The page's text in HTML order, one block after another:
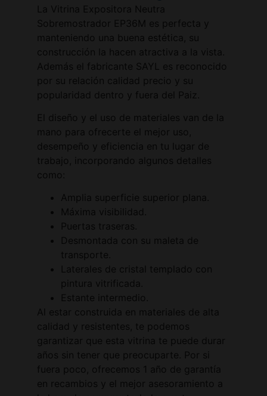
La Vitrina Expositora Neutra
Sobremostrador EP36M es perfecta y
manteniendo una buena estética, su
construcción la hacen atractiva a la vista.
Además el fabricante SAYL es reconocido
por su relación calidad precio y su
popularidad dentro y fuera del Paiz.
El diseño y el uso de materiales van de la
mano para ofrecerte el mejor uso,
desempeño y eficiencia en tu lugar de
trabajo, incorporando algunos detalles
como:
Amplia superficie superior plana.
Máxima visibilidad.
Puertas traseras.
Desmontada con su maleta de
transporte.
Laterales de cristal templado con
pintura vitrificada.
Estante intermedio.
Al estar construida en materiales de alta
calidad y resistentes, te podemos
garantizar que esta vitrina te puede durar
años sin tener que preocuparte. Por si
fuera poco, ofrecemos 1 año de garantía
en recambios y el mejor asesoramiento a